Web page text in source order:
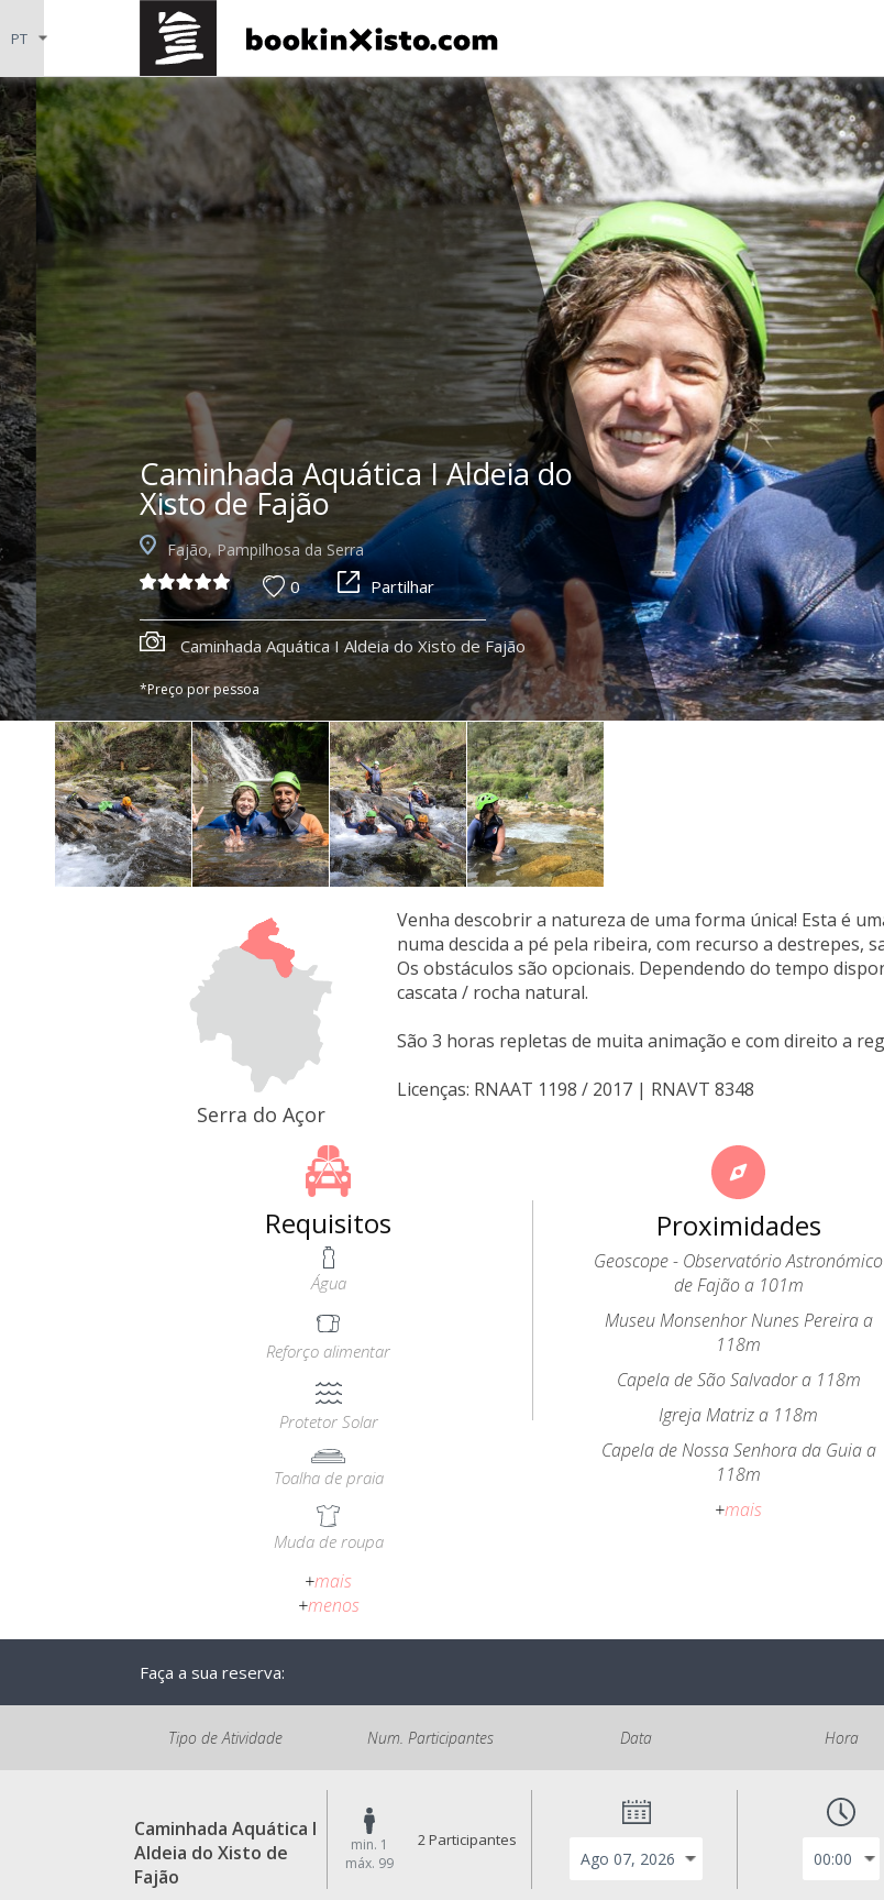
Caminhada Aquática I Aldeia do
Xisto de Fajão
Fajão, Pampilhosa da Serra
0 Partilhar
Caminhada Aquática I Aldeia do Xisto de Fajão
*Preço por pessoa
Serra do Açor
Venha descobrir a natureza de uma forma única! Esta é
numa descida a pé pela ribeira, com recurso a destrepes,
Os obstáculos são opcionais. Dependendo do tempo
cascata / rocha natural.
São 3 horas repletas de muita animação e com direito a
Licenças: RNAAT 1198 / 2017 | RNAVT 8348
Requisitos
Água
Reforço alimentar
Protetor Solar
Toalha de praia
Muda de roupa
+mais
+menos
Proximidades
Geoscope - Observatório Astronómico
de Fajão a 101m
Museu Monsenhor Nunes Pereira a
118m
Capela de São Salvador a 118m
Igreja Matriz a 118m
Capela de Nossa Senhora da Guia a
118m
+mais
Faça a sua reserva:
Tipo de Atividade Num. Participantes Data Hora
Caminhada Aquática I
Aldeia do Xisto de
Fajão
min. 1
máx. 99
2 Participantes